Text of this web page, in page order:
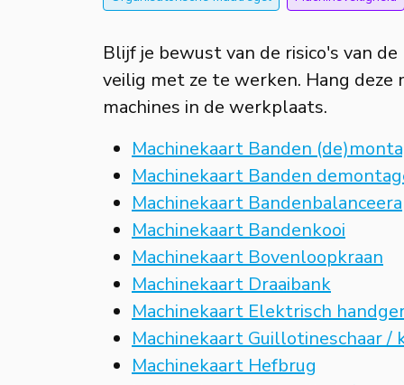
Blijf je bewust van de risico's van
veilig met ze te werken. Hang deze
machines in de werkplaats.
Machinekaart Banden
Machinekaart Banden
Machinekaart
Machinekaart Bandenkooi
Machinekaart Bovenloopkraan
Machinekaart Draaibank
Machinekaart Elektrisch
Machinekaart Guillotineschaar /
Machinekaart Hefbrug